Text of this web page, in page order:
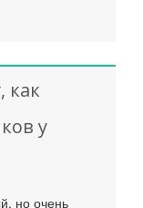
как
у
но очень